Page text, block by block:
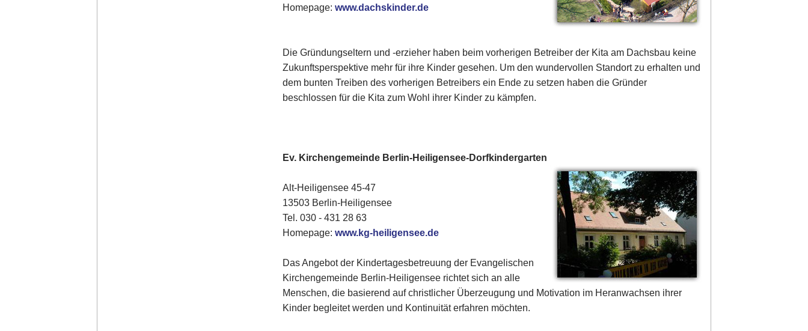
Homepage:www.dachskinder.de
Die Gründungseltern und -erzieher haben beim vorherigen Betreiber der Kita am Dachsbau keine
Zukunftsperspektive mehr für ihre Kinder gesehen. Um den wundervollen Standort zu erhalten und
dem bunten Treiben des vorherigen Betreibers ein Ende zu setzen haben die Gründer
beschlossen für die Kita zum Wohl ihrer Kinder zu kämpfen.
Ev. Kirchengemeinde Berlin-Heiligensee-Dorfkindergarten
Alt-Heiligensee 45-47
13503 Berlin-Heiligensee
Tel. 030 - 431 28 63
Homepage:www.kg-heiligensee.de
Das Angebot der Kindertagesbetreuung der Evangelischen
Kirchengemeinde Berlin-Heiligensee richtet sich an alle
Menschen, die basierend auf christlicher Überzeugung und Motivation im Heranwachsen ihrer
Kinder begleitet werden und Kontinuität erfahren möchten.